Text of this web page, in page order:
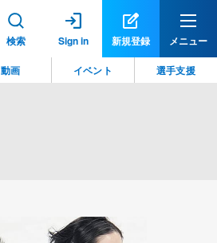
検索 Sign in 新規登録 メニュー
動画 イベント 選手支援